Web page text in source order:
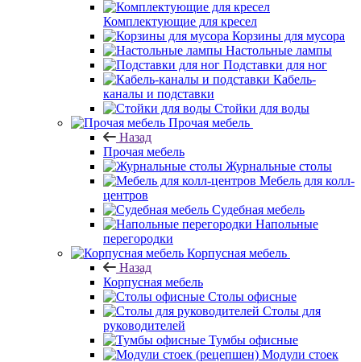
Комплектующие для кресел
Корзины для мусора
Настольные лампы
Подставки для ног
Кабель-
каналы и подставки
Стойки для воды
Прочая мебель
Назад
Прочая мебель
Журнальные столы
Мебель для колл-
центров
Судебная мебель
Напольные
перегородки
Корпусная мебель
Назад
Корпусная мебель
Столы офисные
Столы для
руководителей
Тумбы офисные
Модули стоек